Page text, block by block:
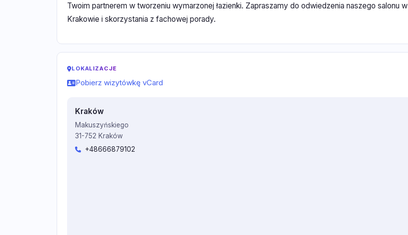
Twoim partnerem w tworzeniu wymarzonej łazienki. Zapraszamy do odwiedzenia naszego salonu w
Krakowie i skorzystania z fachowej porady.
LOKALIZACJE
Pobierz wizytówkę vCard
Kraków
Makuszyńskiego
31-752 Kraków
+48666879102